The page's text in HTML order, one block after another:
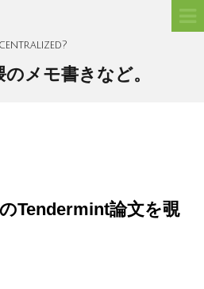
メモ書きなど。
Tendermint論文を覗